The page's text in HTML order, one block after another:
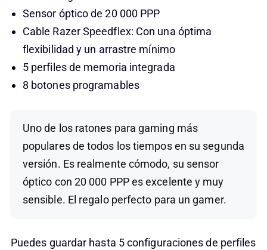
Sensor óptico de 20 000 PPP
Cable Razer Speedflex: Con una óptima
flexibilidad y un arrastre mínimo
5 perfiles de memoria integrada
8 botones programables
Uno de los ratones para gaming más
populares de todos los tiempos en su segunda
versión. Es realmente cómodo, su sensor
óptico con 20 000 PPP es excelente y muy
sensible. El regalo perfecto para un gamer.
Puedes guardar hasta 5 configuraciones de perfiles